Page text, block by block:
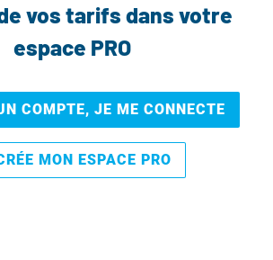
vos tarifs dans votre
espace PRO
COMPTE, JE ME CONNECTE
MON ESPACE PRO